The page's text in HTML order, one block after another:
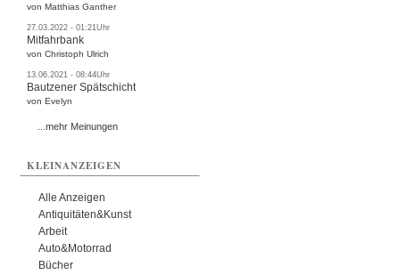
von Matthias Ganther
27.03.2022 - 01:21Uhr
Mitfahrbank
von Christoph Ulrich
13.06.2021 - 08:44Uhr
Bautzener Spätschicht
von Evelyn
...mehr Meinungen
KLEINANZEIGEN
Alle Anzeigen
Antiquitäten&Kunst
Arbeit
Auto&Motorrad
Bücher